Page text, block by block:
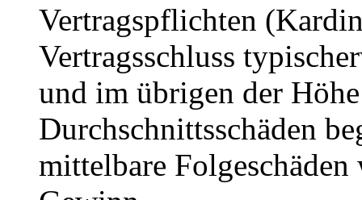
Vertragspflichten
Vertragsschluss
und im übrigen der
Durchschnittsschäden
mittelbare Folgeschäden